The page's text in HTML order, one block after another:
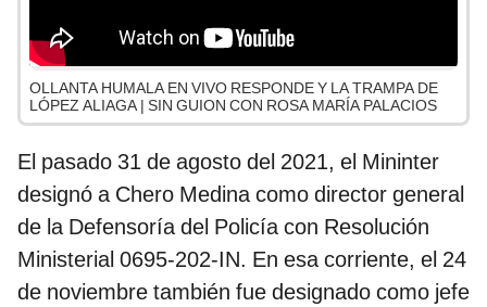
OLLANTA HUMALA EN VIVO RESPONDE Y LA TRAMPA DE
LÓPEZ ALIAGA | SIN GUION CON ROSA MARÍA PALACIOS
El pasado 31 de agosto del 2021, el Mininter
designó a Chero Medina como director general
de la Defensoría del Policía con Resolución
Ministerial 0695-202-IN. En esa corriente, el 24
de noviembre también fue designado como jefe